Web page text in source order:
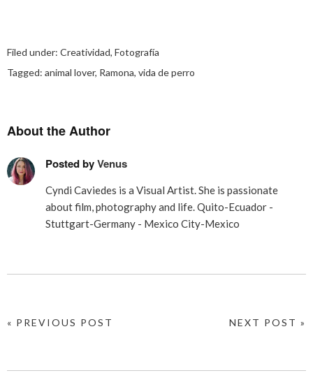
Filed under: Creatividad, Fotografía
Tagged: animal lover, Ramona, vida de perro
About the Author
Posted byVenus
Cyndi Caviedes is a Visual Artist. She is passionate
about film, photography and life. Quito-Ecuador -
Stuttgart-Germany - Mexico City-Mexico
NEXT POST »
« PREVIOUS POST